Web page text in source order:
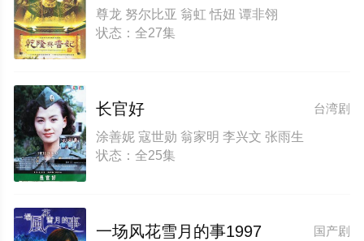
尊龙 努尔比亚 翁虹 恬妞 谭非翎
状态：全27集
台湾剧
长官好
涂善妮 寇世勋 翁家明 李兴文 张雨生
状态：全25集
国产剧
一场风花雪月的事1997